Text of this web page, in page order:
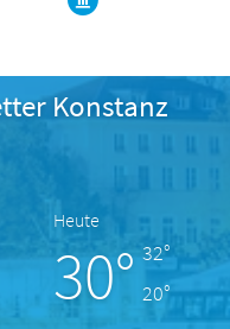
Konstanz
Heute
30° 32°
20°